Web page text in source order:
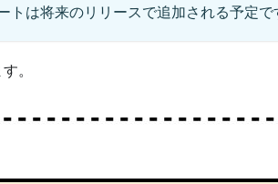
は将来のリリースで追加される予定で
。